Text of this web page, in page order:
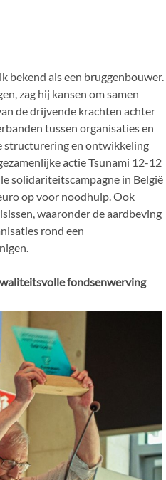
bekend als een bruggenbouwer.
zag hij kansen om samen
de drijvende krachten achter
tussen organisaties en
structurering en ontwikkeling
actie Tsunami 12-12
solidariteitscampagne in België
op voor noodhulp. Ook
waaronder de aardbeving
rond een
fondsenwerving